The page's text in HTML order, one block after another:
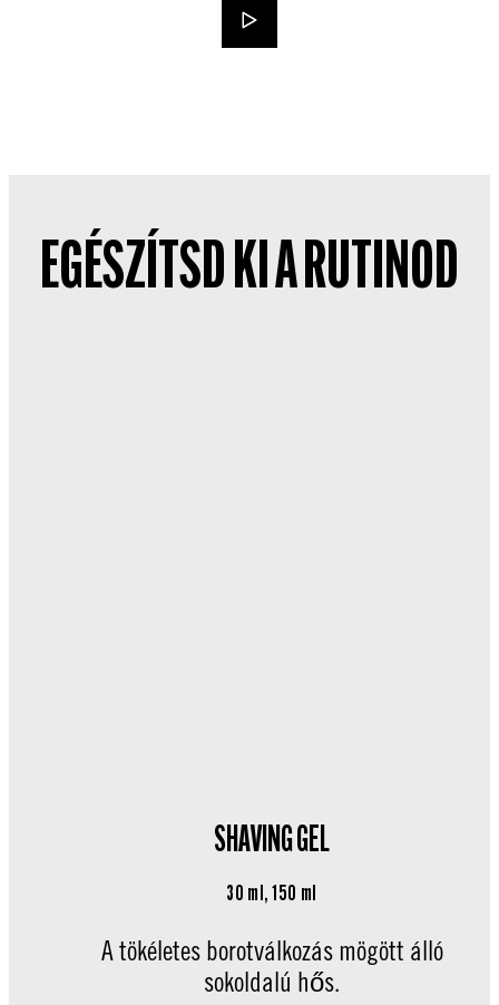
EGÉSZÍTSD KI A RUTINOD
SHAVING GEL
30 ml, 150 ml
A tökéletes borotválkozás mögött álló
sokoldalú hős.